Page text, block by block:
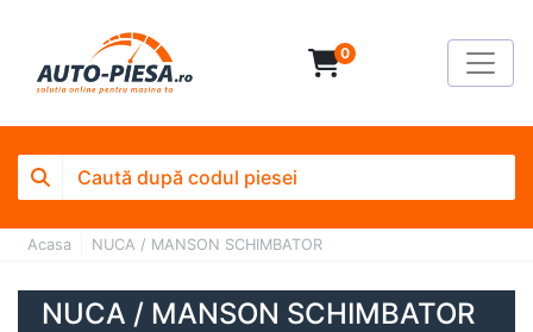
0
Acasa NUCA / MANSON SCHIMBATOR
NUCA / MANSON SCHIMBATOR